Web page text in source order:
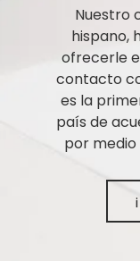
Nuestro
hispano,
ofrecerle
contacto
es la
país de
por medio